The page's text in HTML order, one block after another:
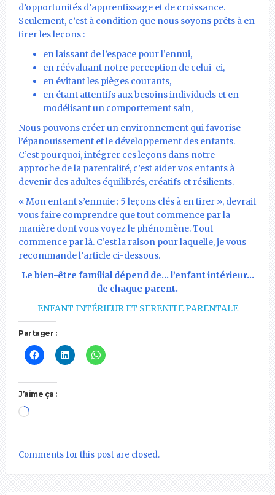
d’opportunités d’apprentissage et de croissance.
Seulement, c’est à condition que nous soyons prêts à en
tirer les leçons :
en laissant de l’espace pour l’ennui,
en réévaluant notre perception de celui-ci,
en évitant les pièges courants,
en étant attentifs aux besoins individuels et en
modélisant un comportement sain,
Nous pouvons créer un environnement qui favorise
l’épanouissement et le développement des enfants.
C’est pourquoi, intégrer ces leçons dans notre
approche de la parentalité, c’est aider vos enfants à
devenir des adultes équilibrés, créatifs et résilients.
« Mon enfant s’ennuie : 5 leçons clés à en tirer », devrait
vous faire comprendre que tout commence par la
manière dont vous voyez le phénomène. Tout
commence par là. C’est la raison pour laquelle, je vous
recommande l’article ci-dessous.
Le bien-être familial dépend de… l’enfant intérieur…
de chaque parent.
ENFANT INTÉRIEUR ET SERENITE PARENTALE
Partager :
J’aime ça :
Chargement…
Comments for this post are closed.